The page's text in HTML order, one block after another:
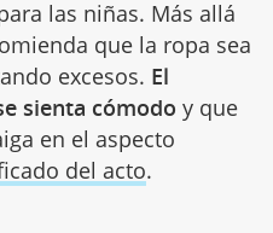
las niñas. Más allá
que la ropa sea
excesos. El
sienta cómodo y que
en el aspecto
del acto.